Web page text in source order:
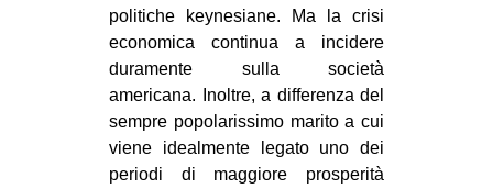
politiche keynesiane. Ma la crisi
economica continua a incidere
duramente sulla società
americana. Inoltre, a differenza del
sempre popolarissimo marito a cui
viene idealmente legato uno dei
periodi di maggiore prosperità